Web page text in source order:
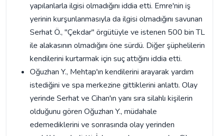
yapılanlarla ilgisi olmadığını iddia etti. Emre'nin iş
yerinin kurşunlanmasıyla da ilgisi olmadığını savunan
Serhat Ö., "Çekdar" örgütüyle ve istenen 500 bin TL
ile alakasının olmadığını öne sürdü. Diğer şüphelilerin
kendilerini kurtarmak için suç attığını iddia etti.
Oğuzhan Y., Mehtap'ın kendilerini arayarak yardım
istediğini ve spa merkezine gittiklerini anlattı. Olay
yerinde Serhat ve Cihan'ın yanı sıra silahlı kişilerin
olduğunu gören Oğuzhan Y., müdahale
edemediklerini ve sonrasında olay yerinden